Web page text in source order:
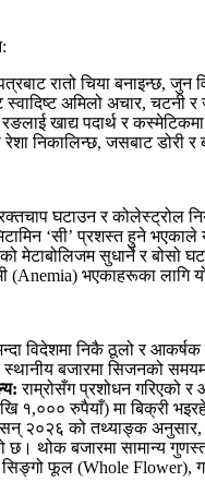
रातो चिया बनाइन्छ, जुन
स्वादिष्ट अमिलो अचार, चटनी
खाद्य पदार्थ र
निकालिन्छ, जसबाट डोरी र
घटाउन र कोलेस्ट्रोल
‘सी’ प्रशस्त हुने
मेटाबोलिजम सुधार्ने र बोसो
(Anemia) भएकाहरूका लागि
विदेशमा निकै ठूलो र
बजारमा सिजनको
राम्रोसँग प्रशोधन गरिएको
१,००० रुपैयाँ) मा बिक्री
२०२६ को तथ्याङ्क अनुसार,
छ। थोक बजारमा सामान्य
सिङ्गो फूल (Whole Flower),